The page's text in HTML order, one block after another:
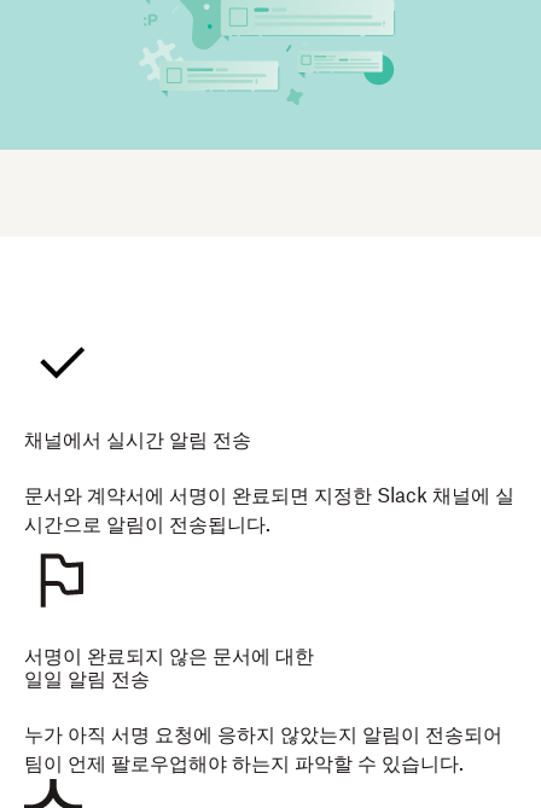
채널에서 실시간 알림 전송
문서와 계약서에 서명이 완료되면 지정한 Slack 채널에 실
시간으로 알림이 전송됩니다.
서명이 완료되지 않은 문서에 대한
일일 알림 전송
누가 아직 서명 요청에 응하지 않았는지 알림이 전송되어
팀이 언제 팔로우업해야 하는지 파악할 수 있습니다.